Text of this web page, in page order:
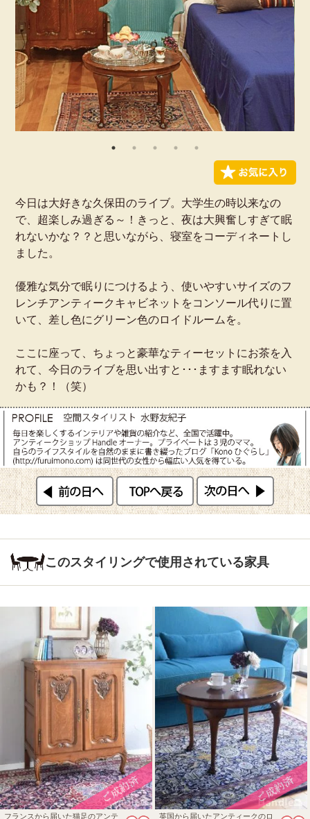
今日は大好きな久保田のライブ。大学生の時以来なの
で、超楽しみ過ぎる～！きっと、夜は大興奮しすぎて眠
れないかな？？と思いながら、寝室をコーディネートし
ました。
優雅な気分で眠りにつけるよう、使いやすいサイズのフ
レンチアンティークキャビネットをコンソール代りに置
いて、差し色にグリーン色のロイドルームを。
ここに座って、ちょっと豪華なティーセットにお茶を入
れて、今日のライブを思い出すと･･･ますます眠れない
かも？！（笑）
このスタイリングで使用されている家具
フランスから届いた猫足のアンテ
英国から届いたアンティークのロ